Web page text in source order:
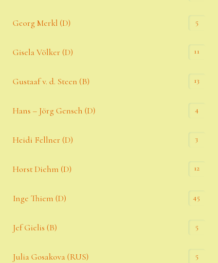
Georg Merkl (D) 5
Gisela Völker (D) 11
Gustaaf v. d. Steen (B) 13
Hans – Jörg Gensch (D) 4
Heidi Fellner (D) 3
Horst Diehm (D) 12
Inge Thiem (D) 45
Jef Gielis (B) 5
Julia Gosakova (RUS) 5